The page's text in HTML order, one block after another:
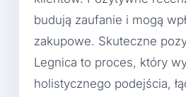
budują zaufanie i mogą
zakupowe. Skuteczne
Legnica to proces, który
holistycznego podejścia,